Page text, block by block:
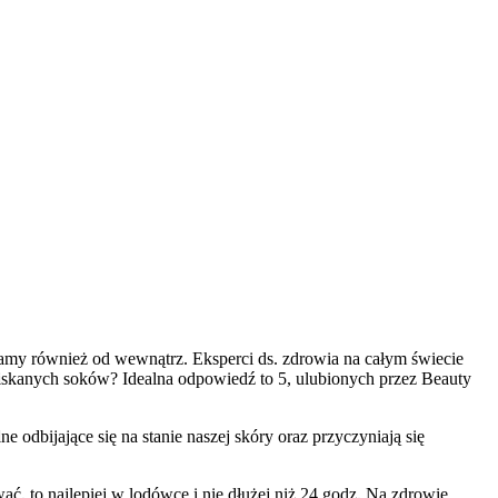
również od wewnątrz. Eksperci ds. zdrowia na całym świecie
soków? Idealna odpowiedź to 5, ulubionych przez Beauty
odbijające się na stanie naszej skóry oraz przyczyniają się
to najlepiej w lodówce i nie dłużej niż 24 godz. Na zdrowie